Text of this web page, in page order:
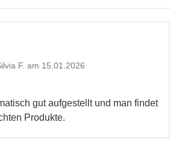
F. am 15.01.2026
gut aufgestellt und man findet
Produkte.